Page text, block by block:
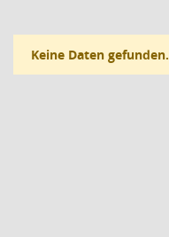
Keine Daten gefunden.